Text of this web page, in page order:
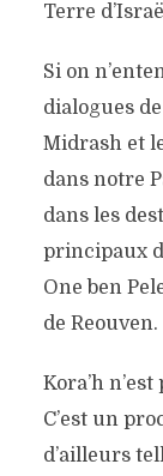
Terre
Si on
dialogues
Midrash et
dans notre
dans les
principaux
One ben
de Reouven.
Kora’h
C’est un
d’ailleurs